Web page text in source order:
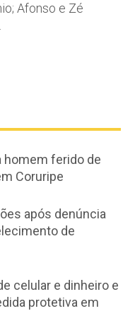
Afonso e Zé
homem ferido de
Coruripe
após denúncia
de
celular e dinheiro e
protetiva em